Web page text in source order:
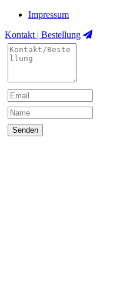
Impressum
Kontakt | Bestellung